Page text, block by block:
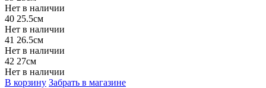
Нет в наличии
40 25.5см
Нет в наличии
41 26.5см
Нет в наличии
42 27см
Нет в наличии
В корзину Забрать в магазине